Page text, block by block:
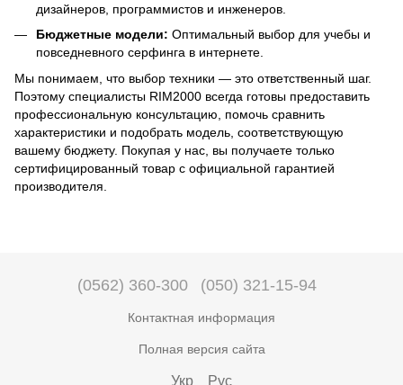
дизайнеров, программистов и инженеров.
Бюджетные модели: Оптимальный выбор для учебы и
повседневного серфинга в интернете.
Мы понимаем, что выбор техники — это ответственный шаг.
Поэтому специалисты RIM2000 всегда готовы предоставить
профессиональную консультацию, помочь сравнить
характеристики и подобрать модель, соответствующую
вашему бюджету. Покупая у нас, вы получаете только
сертифицированный товар с официальной гарантией
производителя.
(0562) 360-300 (050) 321-15-94
Контактная информация
Полная версия сайта
Укр Рус